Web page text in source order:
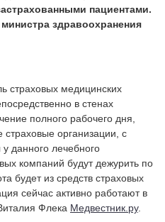
пациентами.
здравоохранения
страховых медицинских
в стенах
полного рабочего дня,
страховые организации, с
данного лечебного
компаний будут дежурить по
будет из средств страховых
сейчас активно работают в
Флека Медвестник.ру.